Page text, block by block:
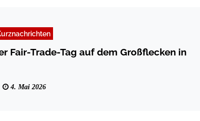
Fair-Trade-Tag auf dem Großflecken in
4. Mai 2026